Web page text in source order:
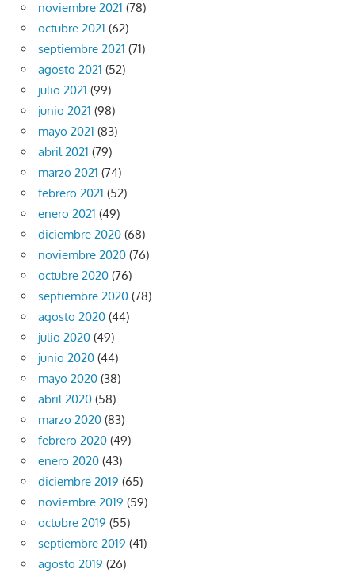
noviembre 2021 (78)
octubre 2021 (62)
septiembre 2021 (71)
agosto 2021 (52)
julio 2021 (99)
junio 2021 (98)
mayo 2021 (83)
abril 2021 (79)
marzo 2021 (74)
febrero 2021 (52)
enero 2021 (49)
diciembre 2020 (68)
noviembre 2020 (76)
octubre 2020 (76)
septiembre 2020 (78)
agosto 2020 (44)
julio 2020 (49)
junio 2020 (44)
mayo 2020 (38)
abril 2020 (58)
marzo 2020 (83)
febrero 2020 (49)
enero 2020 (43)
diciembre 2019 (65)
noviembre 2019 (59)
octubre 2019 (55)
septiembre 2019 (41)
agosto 2019 (26)